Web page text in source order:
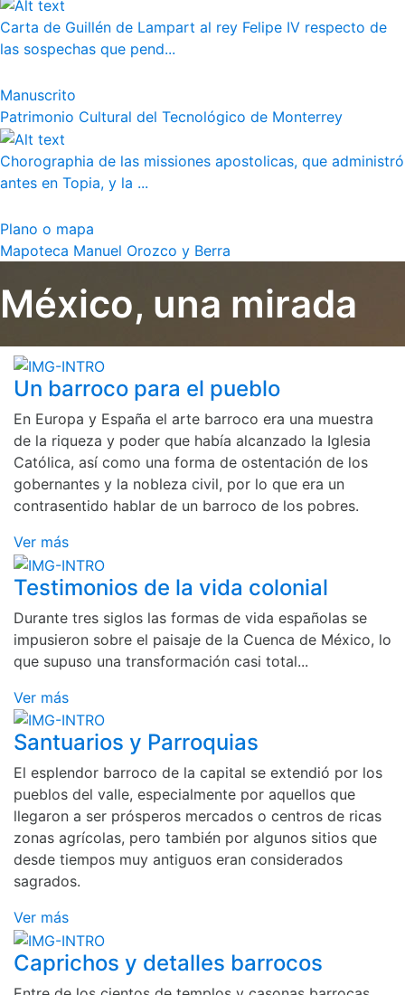
Carta de Guillén de Lampart al rey Felipe IV respecto de
las sospechas que pend...
Manuscrito
Patrimonio Cultural del Tecnológico de Monterrey
Chorographia de las missiones apostolicas, que administró
antes en Topia, y la ...
Plano o mapa
Mapoteca Manuel Orozco y Berra
México, una mirada
Un barroco para el pueblo
En Europa y España el arte barroco era una muestra
de la riqueza y poder que había alcanzado la Iglesia
Católica, así como una forma de ostentación de los
gobernantes y la nobleza civil, por lo que era un
contrasentido hablar de un barroco de los pobres.
Ver más
Testimonios de la vida colonial
Durante tres siglos las formas de vida españolas se
impusieron sobre el paisaje de la Cuenca de México, lo
que supuso una transformación casi total...
Ver más
Santuarios y Parroquias
El esplendor barroco de la capital se extendió por los
pueblos del valle, especialmente por aquellos que
llegaron a ser prósperos mercados o centros de ricas
zonas agrícolas, pero también por algunos sitios que
desde tiempos muy antiguos eran considerados
sagrados.
Ver más
Caprichos y detalles barrocos